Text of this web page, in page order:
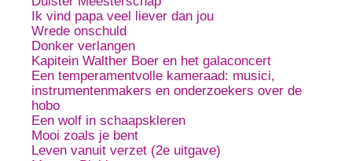
Ik vind papa veel liever dan jou
Wrede onschuld
Donker verlangen
Kapitein Walther Boer en het galaconcert
Een temperamentvolle kameraad: musici,
instrumentenmakers en onderzoekers over de
hobo
Een wolf in schaapskleren
Mooi zoals je bent
Leven vanuit verzet (2e uitgave)